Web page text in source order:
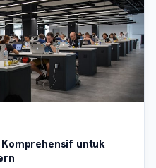
Komprehensif untuk